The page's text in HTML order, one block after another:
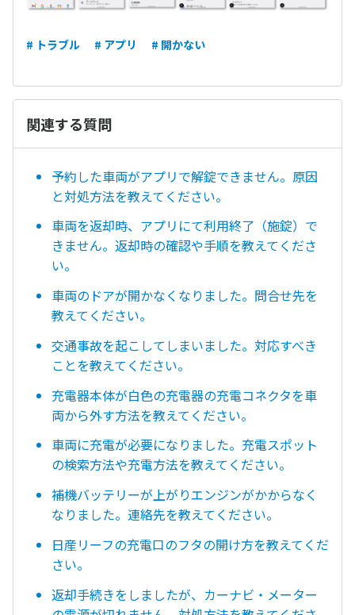
# トラブル # アプリ # 開かない
関連する質問
予約した車両がアプリで解錠できません。原因
と対処方法を教えてください。
車両を返却時、アプリにて利用終了（施錠）で
きません。返却時の確認や手順を教えてくださ
い。
車両のドアが開かなくなりました。問合せ先を
教えてください。
交通事故を起こしてしまいました。対応すべき
ことを教えてください。
充電器本体が白色の充電器の充電コネクタを車
両から外す方法を教えてください。
車両に充電が必要になりました。充電スポット
の検索方法や充電方法を教えてください。
補機バッテリーが上がりエンジンがかからなく
なりました。連絡先を教えてください。
日産リーフの充電口のフタの開け方を教えてくだ
さい。
返却手続きをしましたが、カーナビ・メーター